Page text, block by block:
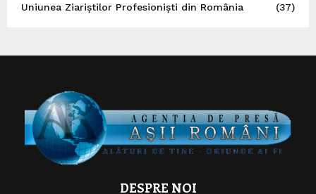
Uniunea Ziariștilor Profesioniști din România
(37)
DESPRE NOI